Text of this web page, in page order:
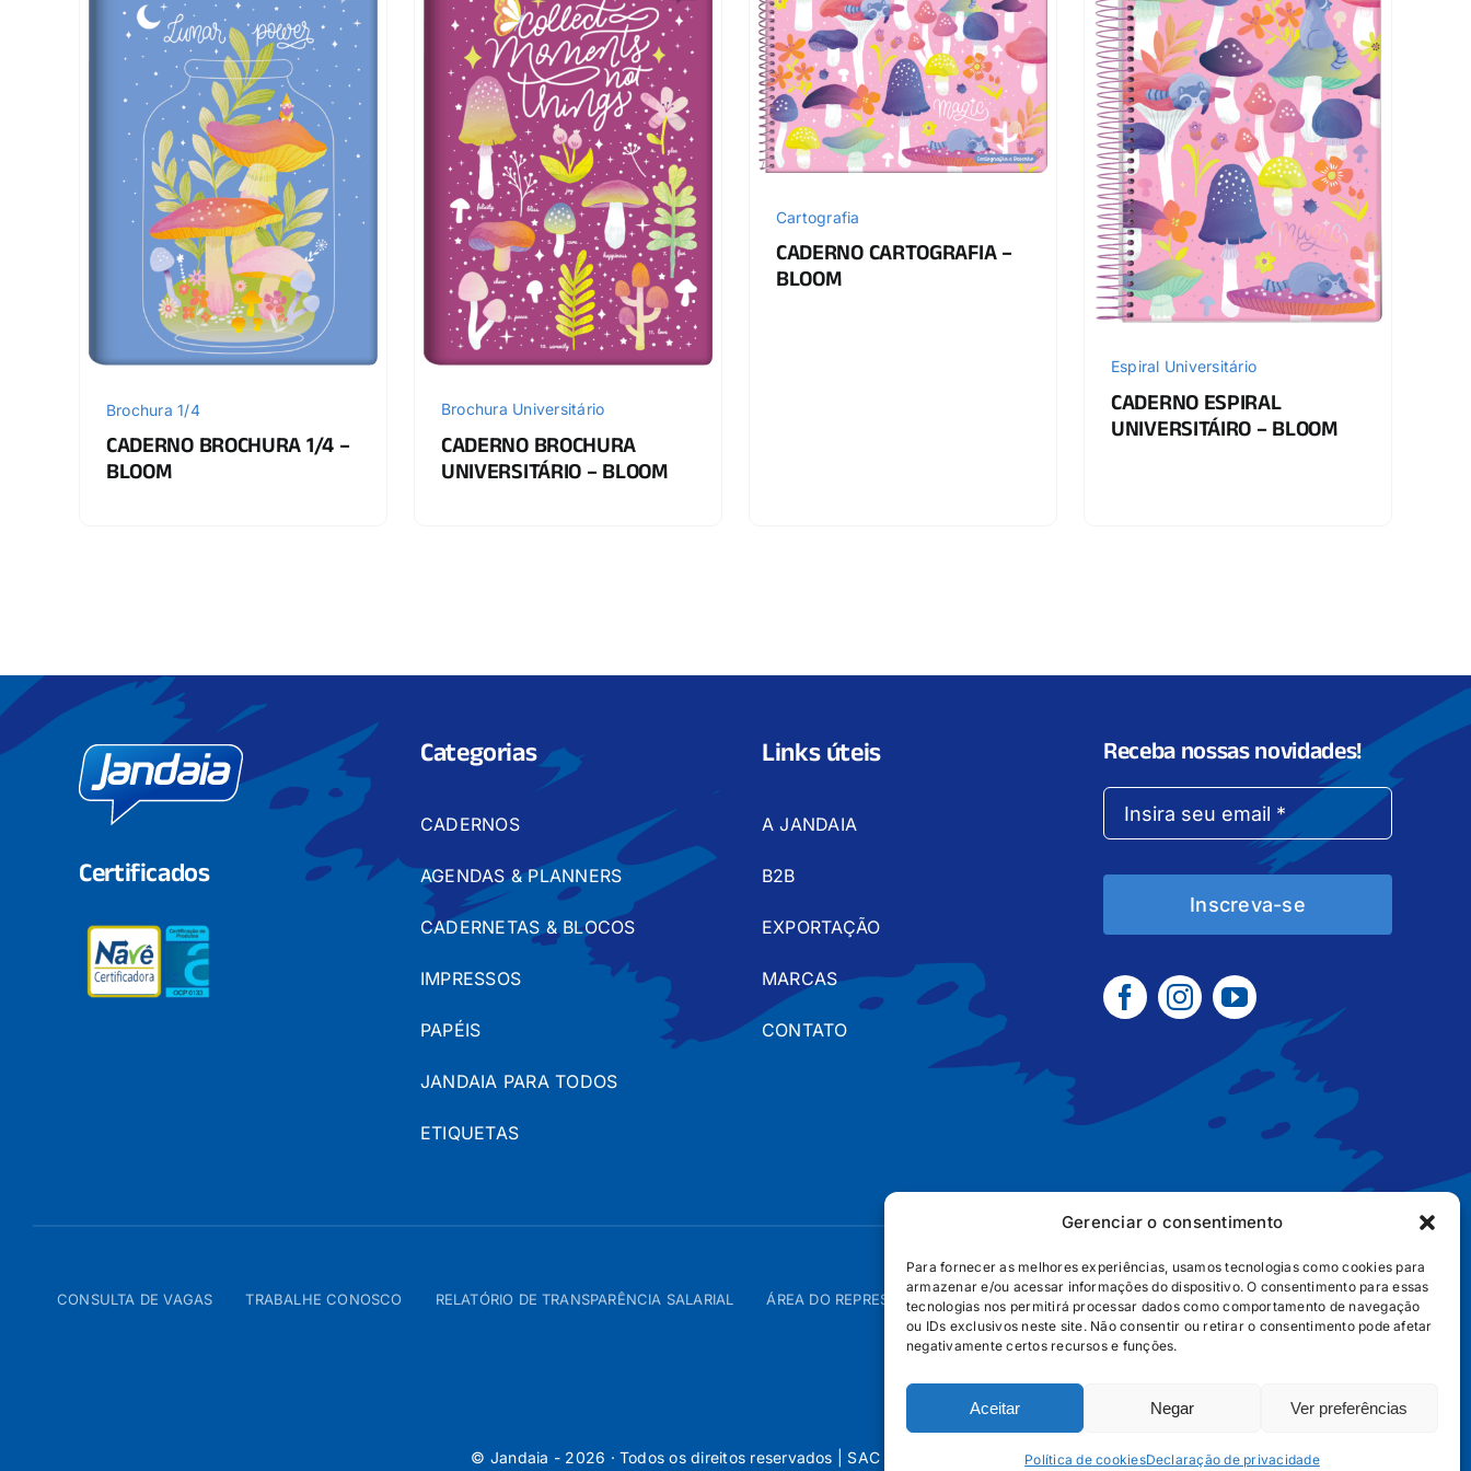
Gerenciar o consentimento
Para fornecer as melhores experiências, usamos tecnologias como cookies para
armazenar e/ou acessar informações do dispositivo. O consentimento para essas
tecnologias nos permitirá processar dados como comportamento de navegação
ou IDs exclusivos neste site. Não consentir ou retirar o consentimento pode afetar
negativamente certos recursos e funções.
Aceitar Negar Ver preferências
Política de cookiesDeclaração de privacidade
Brochura 1/4
CADERNO BROCHURA 1/4 –
BLOOM
Brochura Universitário
CADERNO BROCHURA
UNIVERSITÁRIO – BLOOM
Cartografia
CADERNO CARTOGRAFIA –
BLOOM
Espiral Universitário
CADERNO ESPIRAL
UNIVERSITÁIRO – BLOOM
Certificados
Categorias
CADERNOS
AGENDAS & PLANNERS
CADERNETAS & BLOCOS
IMPRESSOS
PAPÉIS
JANDAIA PARA TODOS
ETIQUETAS
Links úteis
A JANDAIA
B2B
EXPORTAÇÃO
MARCAS
CONTATO
Receba nossas novidades!
Inscreva-se
CONSULTA DE VAGAS TRABALHE CONOSCO RELATÓRIO DE TRANSPARÊNCIA SALARIAL ÁREA DO REPRESENTANTE – B2B POLÍTICA DE COOKIES POLÍTICA DE PRIVACIDADE
© Jandaia - 2026 · Todos os direitos reservados | SAC 0800 160 5656